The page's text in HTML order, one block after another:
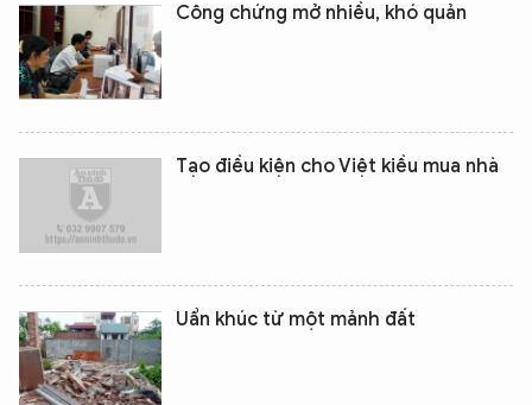
Công chứng mở nhiều, khó quản
Tạo điều kiện cho Việt kiều mua nhà
Uẩn khúc từ một mảnh đất
XIN CHÀO,
TÔI LÀ CHATBOT CỦA
Hãy hỏi tôi bất kỳ điều gì bạn cần biết về